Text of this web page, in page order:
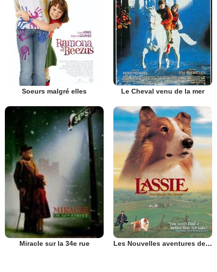
Soeurs malgré elles Le Cheval venu de la mer
Miracle sur la 34e rue Les Nouvelles aventures de Lassie